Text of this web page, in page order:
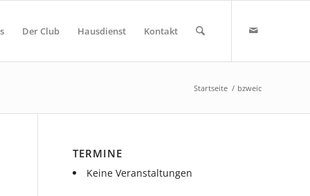
Der Club Hausdienst Kontakt
Startseite / bzweic
TERMINE
Keine Veranstaltungen